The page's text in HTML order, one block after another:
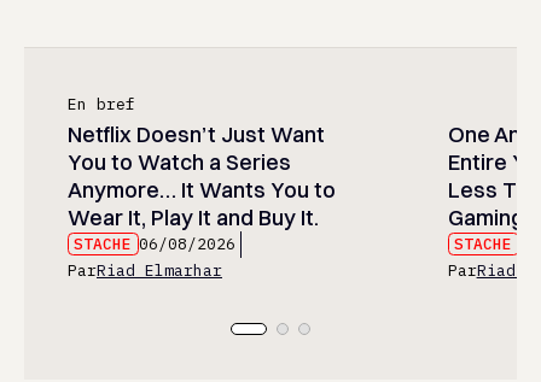
En bref
Netflix Doesn’t Just Want
You to Watch a Series
Anymore… It Wants You to
Wear It, Play It and Buy It.
STACHE 06/08/2026
ParRiad Elmarhar
One
Entire
Less
Gaming
STACHE
ParRiad